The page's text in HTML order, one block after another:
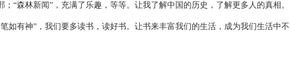
；“森林新闻”，充满了乐趣，等等。让我了解中国的历史，了解更多人的真相。
如有神”，我们要多读书，读好书。让书来丰富我们的生活，成为我们生活中不